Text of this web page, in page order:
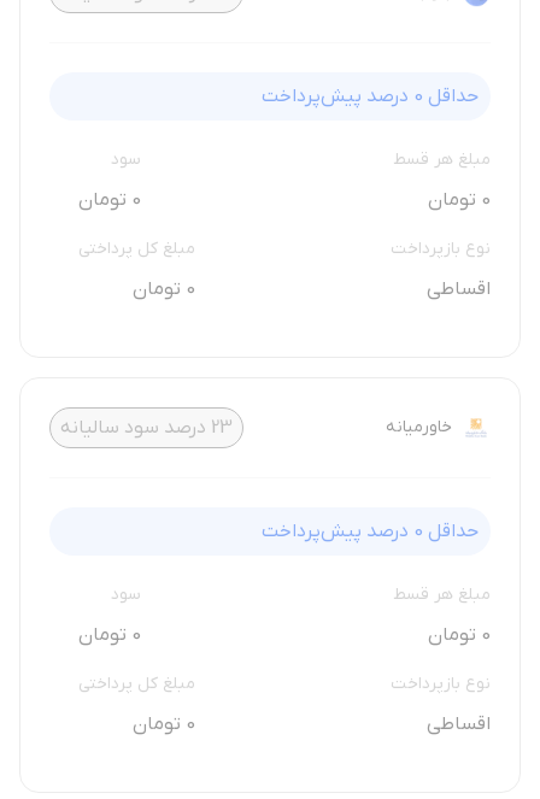
حداقل 0 درصد پیش‌پرداخت
مبلغ هر قسط
0 تومان
سود
0 تومان
نوع بازپرداخت
اقساطی
مبلغ کل پرداختی
0 تومان
خاورمیانه 23 درصد سود سالیانه
حداقل 0 درصد پیش‌پرداخت
مبلغ هر قسط
0 تومان
سود
0 تومان
نوع بازپرداخت
اقساطی
مبلغ کل پرداختی
0 تومان